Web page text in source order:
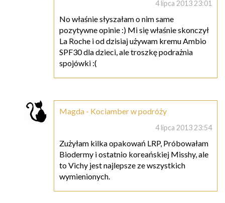
4 lipca 2013 23:01
No właśnie słyszałam o nim same
pozytywne opinie :) Mi się właśnie skonczył
La Roche i od dzisiaj używam kremu Ambio
SPF30 dla dzieci, ale troszkę podrażnia
spojówki :(
Magda - Kociamber w podróży
4 lipca 2013 23:54
Zużyłam kilka opakowań LRP, Próbowałam
Biodermy i ostatnio koreańskiej Misshy, ale
to Vichy jest najlepsze ze wszystkich
wymienionych.